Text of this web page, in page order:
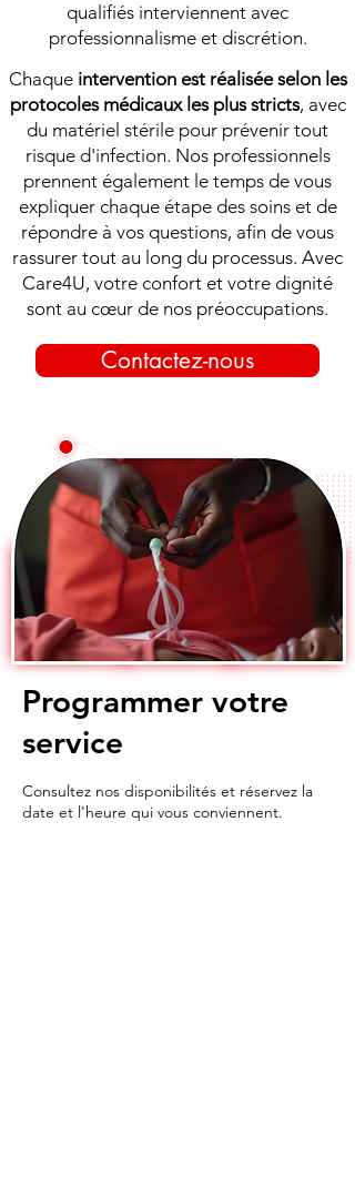
qualifiés interviennent avec
professionnalisme et discrétion.​
Chaque intervention est réalisée selon les
protocoles médicaux les plus stricts, avec
du matériel stérile pour prévenir tout
risque d'infection. Nos professionnels
prennent également le temps de vous
expliquer chaque étape des soins et de
répondre à vos questions, afin de vous
rassurer tout au long du processus. Avec
Care4U, votre confort et votre dignité
sont au cœur de nos préoccupations.
Contactez-nous
Programmer votre
service
Consultez nos disponibilités et réservez la
date et l'heure qui vous conviennent.